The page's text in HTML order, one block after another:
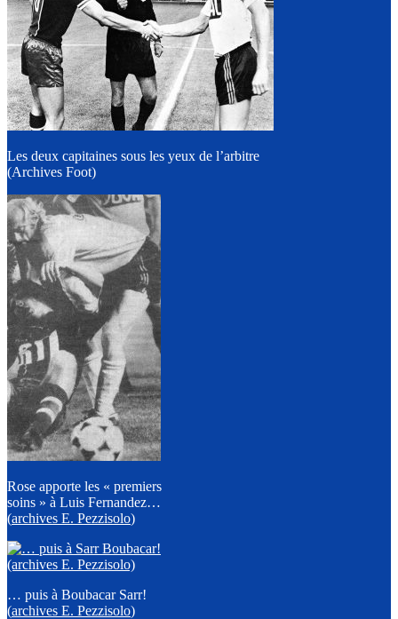
Les deux capitaines sous les yeux de l’arbitre
(Archives Foot)
Rose apporte les « premiers
soins » à Luis Fernandez…
(archives E. Pezzisolo)
… puis à Boubacar Sarr!
(archives E. Pezzisolo)